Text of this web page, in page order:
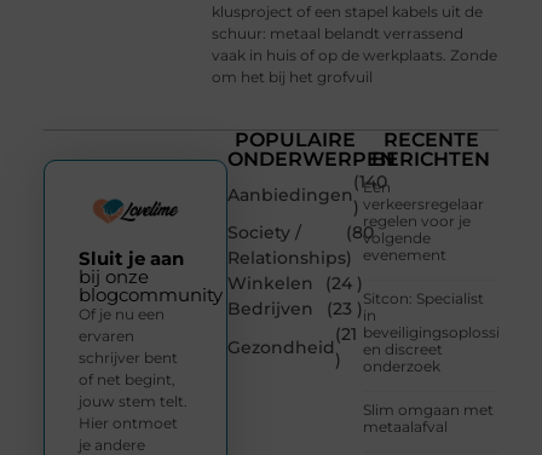
klusproject of een stapel kabels uit de
schuur: metaal belandt verrassend
vaak in huis of op de werkplaats. Zonde
om het bij het grofvuil
POPULAIRE
ONDERWERPEN
Aanbiedingen
(140
)
Society /
Relationships
(80
)
Winkelen
(24 )
Bedrijven
(23 )
Gezondheid
(21
)
RECENTE
BERICHTEN
Een
verkeersregelaar
regelen voor je
volgende
evenement
Sitcon: Specialist
in
beveiligingsoplossingen
en discreet
onderzoek
Slim omgaan met
metaalafval
Sluit je aan
bij onze
blogcommunity
Of je nu een
ervaren
schrijver bent
of net begint,
jouw stem telt.
Hier ontmoet
je andere